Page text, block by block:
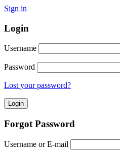
Sign in
Login
Username
Password
Lost your password?
Forgot Password
Username or E-mail